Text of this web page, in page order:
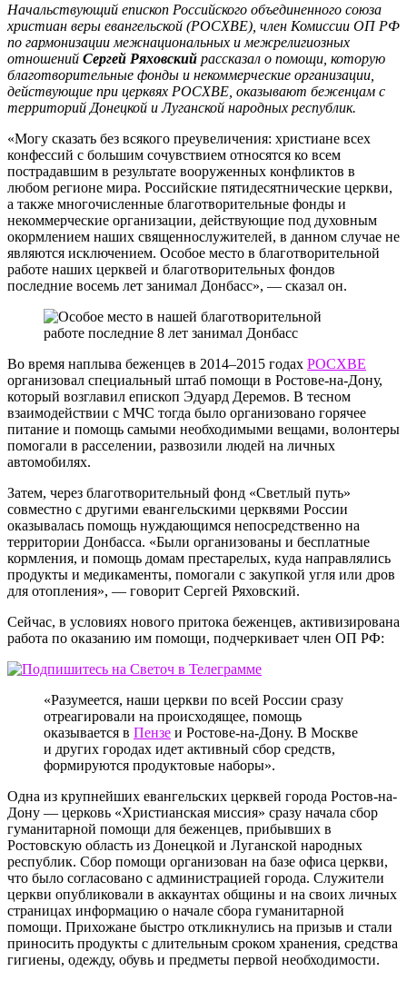
Начальствующий епископ Российского объединенного союза
христиан веры евангельской (РОСХВЕ), член Комиссии ОП РФ
по гармонизации межнациональных и межрелигиозных
отношений Сергей Ряховский рассказал о помощи, которую
благотворительные фонды и некоммерческие организации,
действующие при церквях РОСХВЕ, оказывают беженцам с
территорий Донецкой и Луганской народных республик.
«Могу сказать без всякого преувеличения: христиане всех
конфессий с большим сочувствием относятся ко всем
пострадавшим в результате вооруженных конфликтов в
любом регионе мира. Российские пятидесятнические церкви,
а также многочисленные благотворительные фонды и
некоммерческие организации, действующие под духовным
окормлением наших священнослужителей, в данном случае не
являются исключением. Особое место в благотворительной
работе наших церквей и благотворительных фондов
последние восемь лет занимал Донбасс», — сказал он.
Во время наплыва беженцев в 2014–2015 годах РОСХВЕ
организовал специальный штаб помощи в Ростове-на-Дону,
который возглавил епископ Эдуард Деремов. В тесном
взаимодействии с МЧС тогда было организовано горячее
питание и помощь самыми необходимыми вещами, волонтеры
помогали в расселении, развозили людей на личных
автомобилях.
Затем, через благотворительный фонд «Светлый путь»
совместно с другими евангельскими церквями России
оказывалась помощь нуждающимся непосредственно на
территории Донбасса. «Были организованы и бесплатные
кормления, и помощь домам престарелых, куда направлялись
продукты и медикаменты, помогали с закупкой угля или дров
для отопления», — говорит Сергей Ряховский.
Сейчас, в условиях нового притока беженцев, активизирована
работа по оказанию им помощи, подчеркивает член ОП РФ:
«Разумеется, наши церкви по всей России сразу
отреагировали на происходящее, помощь
оказывается в Пензе и Ростове-на-Дону. В Москве
и других городах идет активный сбор средств,
формируются продуктовые наборы».
Одна из крупнейших евангельских церквей города Ростов-на-
Дону — церковь «Христианская миссия» сразу начала сбор
гуманитарной помощи для беженцев, прибывших в
Ростовскую область из Донецкой и Луганской народных
республик. Сбор помощи организован на базе офиса церкви,
что было согласовано с администрацией города. Служители
церкви опубликовали в аккаунтах общины и на своих личных
страницах информацию о начале сбора гуманитарной
помощи. Прихожане быстро откликнулись на призыв и стали
приносить продукты с длительным сроком хранения, средства
гигиены, одежду, обувь и предметы первой необходимости.